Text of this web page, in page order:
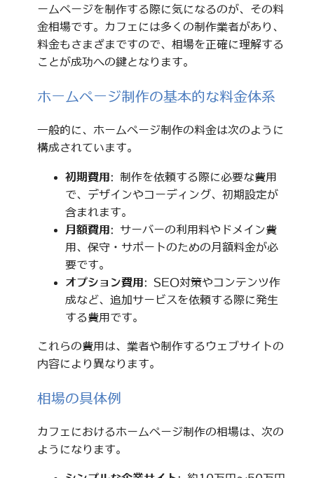
ームページを制作する際に気になるのが、その料
金相場です。カフェには多くの制作業者があり、
料金もさまざまですので、相場を正確に理解する
ことが成功への鍵となります。
ホームページ制作の基本的な料金体系
一般的に、ホームページ制作の料金は次のように
構成されています。
初期費用: 制作を依頼する際に必要な費用
で、デザインやコーディング、初期設定が
含まれます。
月額費用: サーバーの利用料やドメイン費
用、保守・サポートのための月額料金が必
要です。
オプション費用: SEO対策やコンテンツ作
成など、追加サービスを依頼する際に発生
する費用です。
これらの費用は、業者や制作するウェブサイトの
内容により異なります。
相場の具体例
カフェにおけるホームページ制作の相場は、次の
ようになります。